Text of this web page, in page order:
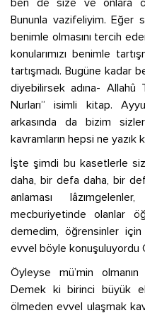
ben de size ve onlara
Bununla vazifeliyim. Eğer
benimle olmasını tercih
konularımızı benimle
tartışmadı. Bugüne kadar
diyebilirsek adına- Allahû
Nurları” isimli kitap.
arkasında da bizim
kavramların hepsi ne yazık
İşte şimdi bu kasetlerle
daha, bir defa daha, bir
anlaması
mecburiyetinde olanlar
demedim, öğrensinler
evvel böyle konuşuluyordu
Öyleyse mü’min
Demek ki birinci büyük
ölmeden evvel ulaşmak